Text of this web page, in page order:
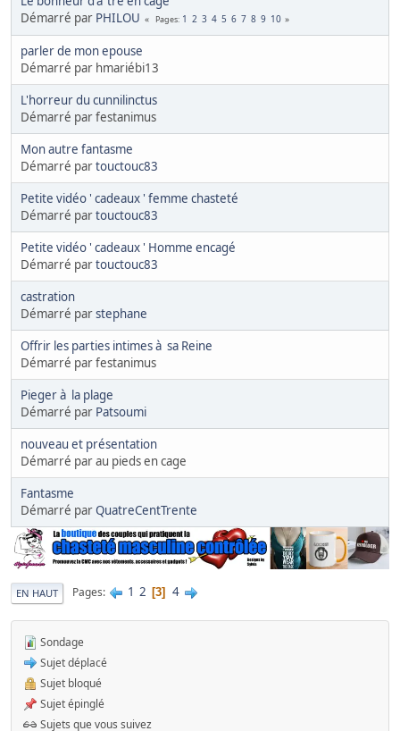
Démarré par PHILOU Pages 1 2 3 4 5 6 7 8 9 10
parler de mon epouse
Démarré par hmariébi13
L'horreur du cunnilinctus
Démarré par festanimus
Mon autre fantasme
Démarré partouctouc83
Petite vidéo ' cadeaux ' femme chasteté
Démarré partouctouc83
Petite vidéo ' cadeaux ' Homme encagé
Démarré partouctouc83
castration
Démarré parstephane
Offrir les parties intimes à sa Reine
Démarré par festanimus
Pieger à la plage
Démarré par Patsoumi
nouveau et présentation
Démarré par au pieds en cage
Fantasme
Démarré parQuatreCentTrente
EN HAUT Pages 1 2 3 4
Sondage
Sujet déplacé
Sujet bloqué
Sujet épinglé
Sujets que vous suivez